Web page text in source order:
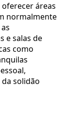
áreas
normalmente
e salas de
como
solidão